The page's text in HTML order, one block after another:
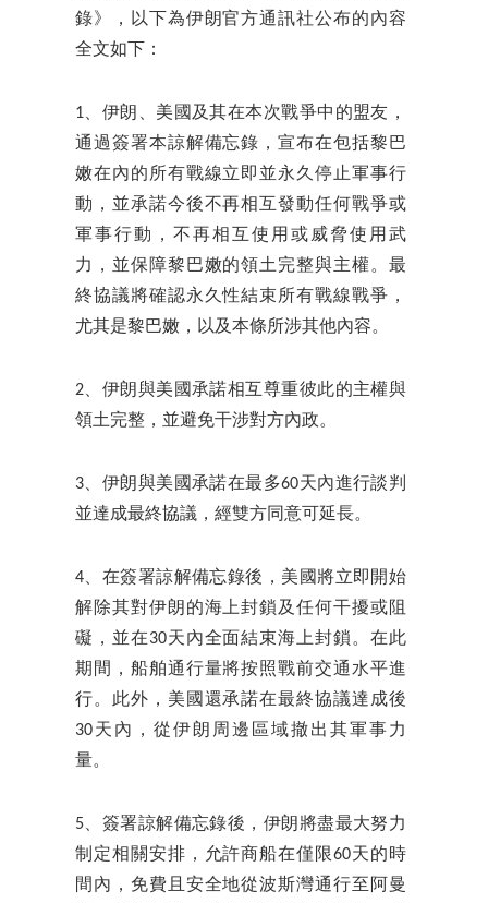
錄》，以下為伊朗官方通訊社公布的內容
全文如下：
1、伊朗、美國及其在本次戰爭中的盟友，
通過簽署本諒解備忘錄，宣布在包括黎巴
嫩在內的所有戰線立即並永久停止軍事行
動，並承諾今後不再相互發動任何戰爭或
軍事行動，不再相互使用或威脅使用武
力，並保障黎巴嫩的領土完整與主權。最
終協議將確認永久性結束所有戰線戰爭，
尤其是黎巴嫩，以及本條所涉其他內容。
2、伊朗與美國承諾相互尊重彼此的主權與
領土完整，並避免干涉對方內政。
3、伊朗與美國承諾在最多60天內進行談判
並達成最終協議，經雙方同意可延長。
4、在簽署諒解備忘錄後，美國將立即開始
解除其對伊朗的海上封鎖及任何干擾或阻
礙，並在30天內全面結束海上封鎖。在此
期間，船舶通行量將按照戰前交通水平進
行。此外，美國還承諾在最終協議達成後
30天內，從伊朗周邊區域撤出其軍事力
量。
5、簽署諒解備忘錄後，伊朗將盡最大努力
制定相關安排，允許商船在僅限60天的時
間內，免費且安全地從波斯灣通行至阿曼